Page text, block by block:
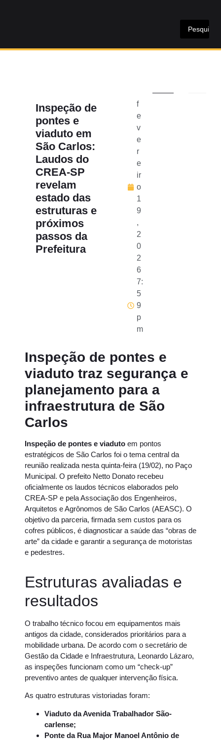
Inspeção de
pontes e
viaduto em
São Carlos:
Laudos do
CREA-SP
revelam
estado das
estruturas e
próximos
passos da
Prefeitura
f
e
v
e
r
e
ir
o
1
9
,
2
0
2
6
7:
5
9
p
m
Inspeção de pontes e
viaduto traz segurança e
planejamento para a
infraestrutura de São
Carlos
Inspeção de pontes e viaduto em pontos
estratégicos de São Carlos foi o tema central da
reunião realizada nesta quinta-feira (19/02), no Paço
Municipal. O prefeito Netto Donato recebeu
oficialmente os laudos técnicos elaborados pelo
CREA-SP e pela Associação dos Engenheiros,
Arquitetos e Agrônomos de São Carlos (AEASC). O
objetivo da parceria, firmada sem custos para os
cofres públicos, é diagnosticar a saúde das “obras de
arte” da cidade e garantir a segurança de motoristas
e pedestres.
Estruturas avaliadas e
resultados
O trabalho técnico focou em equipamentos mais
antigos da cidade, considerados prioritários para a
mobilidade urbana. De acordo com o secretário de
Gestão da Cidade e Infraestrutura, Leonardo Lázaro,
as inspeções funcionam como um “check-up”
preventivo antes de qualquer intervenção física.
As quatro estruturas vistoriadas foram:
Viaduto da Avenida Trabalhador São-
carlense;
Ponte da Rua Major Manoel Antônio de